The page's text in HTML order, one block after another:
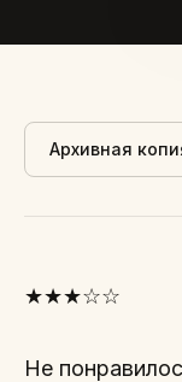
Архивная
★★★☆☆
Не